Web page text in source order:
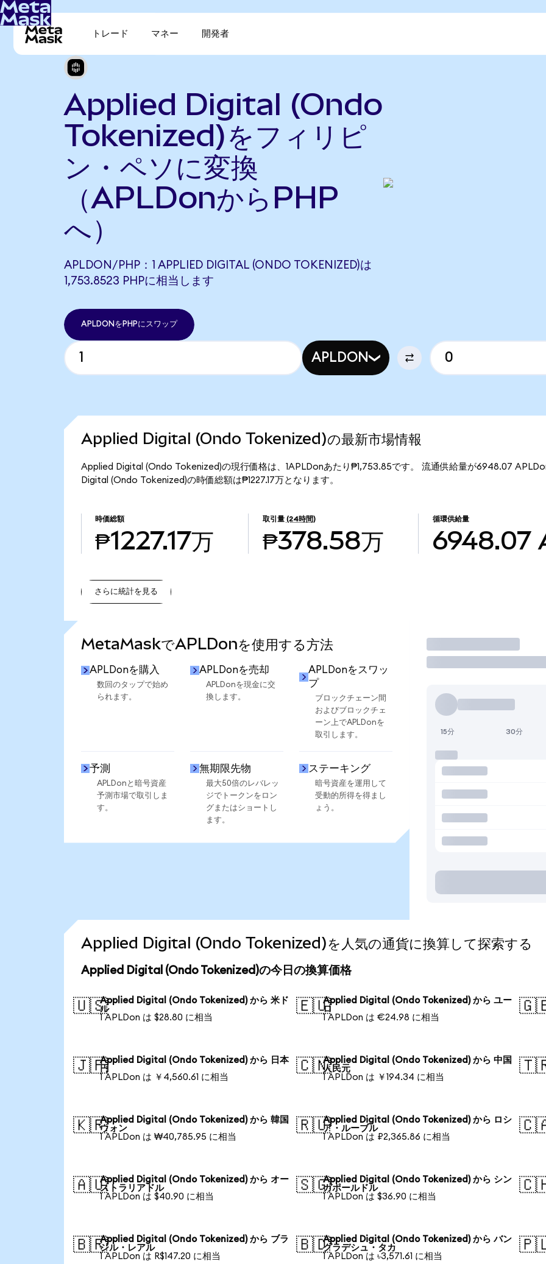
トレード マネー 開発者
Applied Digital (Ondo
Tokenized)をフィリピ
ン・ペソに変換
（APLDonからPHP
へ）
APLDON/PHP：1 APPLIED DIGITAL (ONDO TOKENIZED)は
1,753.8523 PHPに相当します
APLDONをPHPにスワップ
APLDON
Applied Digital (Ondo Tokenized)の最新市場情報
Applied Digital (Ondo Tokenized)の現行価格は、1APLDonあたり₱1,753.85です。 流通供給量が6948.07
Digital (Ondo Tokenized)の時価総額は₱1227.17万となります。
時価総額
₱1227.17万
取引量 (24時間)
₱378.58万
循環供給量
6948.07
さらに統計を見る
MetaMaskでAPLDonを使用する方法
APLDonを購入
数回のタップで始め
られます。
APLDonを売却
APLDonを現金に交
換します。
APLDonをスワッ
プ
ブロックチェーン間
およびブロックチェ
ーン上でAPLDonを
取引します。
予測
APLDonと暗号資産
予測市場で取引しま
す。
無期限先物
最大50倍のレバレッ
ジでトークンをロン
グまたはショートし
ます。
ステーキング
暗号資産を運用して
受動的所得を得まし
ょう。
取引
15分 30分
Applied Digital (Ondo Tokenized)を人気の通貨に換算して探索する
Applied Digital (Ondo Tokenized)の今日の換算価格
🇺🇸Applied Digital (Ondo Tokenized) から 米ド
ル
1 APLDon は $28.80 に相当
🇪🇺Applied Digital (Ondo Tokenized) から ユー
ロ
1 APLDon は €24.98 に相当
🇯🇵Applied Digital (Ondo Tokenized) から 日本
円
1 APLDon は ￥4,560.61 に相当
🇨🇳Applied Digital (Ondo Tokenized) から 中国
人民元
1 APLDon は ￥194.34 に相当
🇰🇷Applied Digital (Ondo Tokenized) から 韓国
ウォン
1 APLDon は ₩40,785.95 に相当
🇷🇺Applied Digital (Ondo Tokenized) から ロシ
ア・ルーブル
1 APLDon は ₽2,365.86 に相当
🇦🇺Applied Digital (Ondo Tokenized) から オー
ストラリアドル
1 APLDon は $40.90 に相当
🇸🇬Applied Digital (Ondo Tokenized) から シン
ガポールドル
1 APLDon は $36.90 に相当
🇧🇷Applied Digital (Ondo Tokenized) から ブラ
ジル・レアル
1 APLDon は R$147.20 に相当
🇧🇩Applied Digital (Ondo Tokenized) から バン
グラデシュ・タカ
1 APLDon は ৳3,571.61 に相当